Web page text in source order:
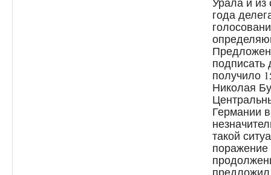
года
подписать
получило
Николая
Германии
такой
поражение